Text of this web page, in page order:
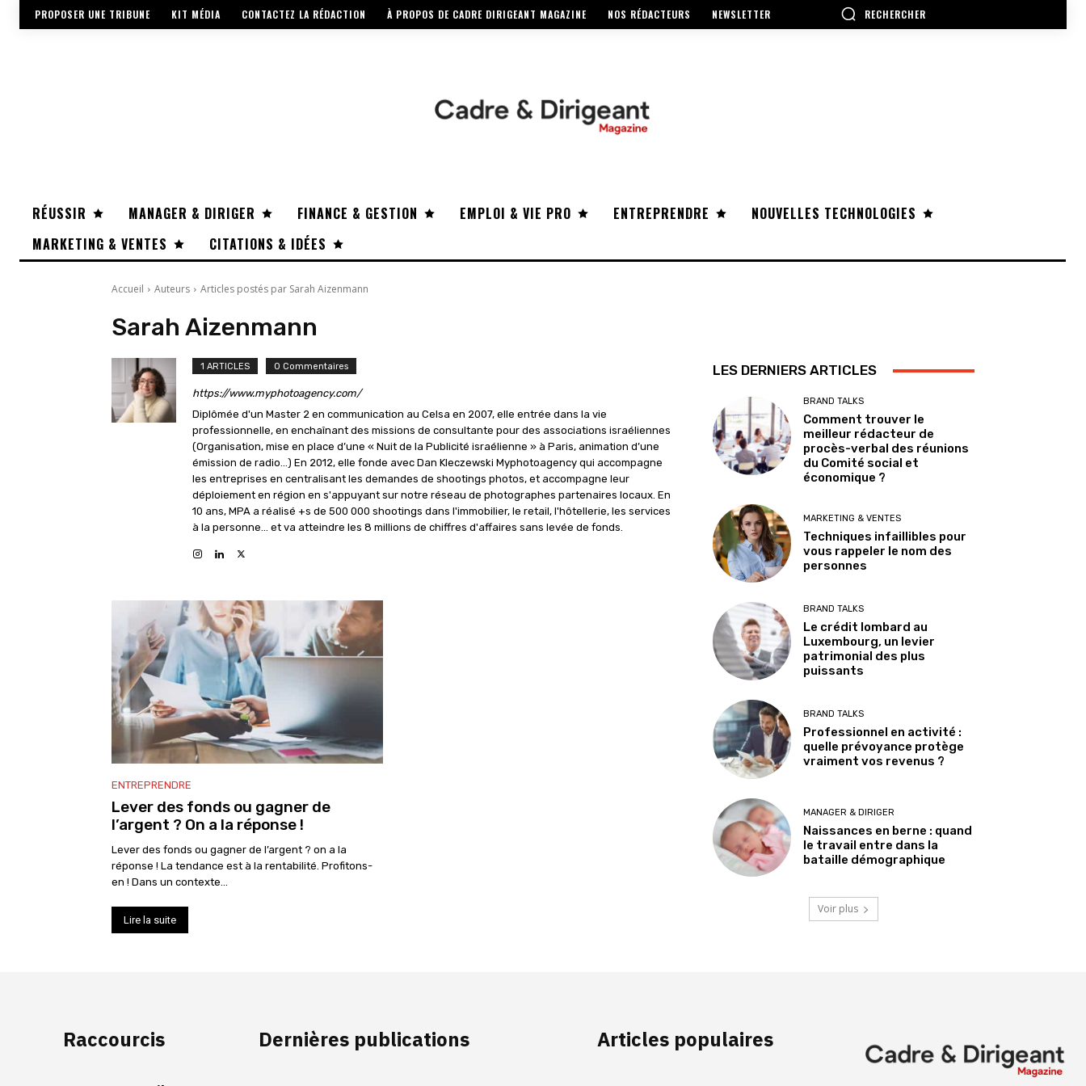
PROPOSER UNE TRIBUNE KIT MÉDIA CONTACTEZ LA RÉDACTION À PROPOS DE CADRE DIRIGEANT MAGAZINE NOS RÉDACTEURS NEWSLETTER RECHERCHER
RÉUSSIR MANAGER & DIRIGER FINANCE & GESTION EMPLOI & VIE PRO ENTREPRENDRE
NOUVELLES TECHNOLOGIES
MARKETING & VENTES
CITATIONS & IDÉES
Accueil Auteurs Articles postés par Sarah Aizenmann
Sarah Aizenmann
1 ARTICLES 0 Commentaires
https://www.myphotoagency.com/
Diplômée d'un Master 2 en communication au Celsa en 2007, elle entrée dans la vie
professionnelle, en enchaînant des missions de consultante pour des associations israéliennes
(Organisation, mise en place d’une « Nuit de la Publicité israélienne » à Paris, animation d’une
émission de radio...) En 2012, elle fonde avec Dan Kleczewski Myphotoagency qui accompagne
les entreprises en centralisant les demandes de shootings photos, et accompagne leur
déploiement en région en s'appuyant sur notre réseau de photographes partenaires locaux. En
10 ans, MPA a réalisé +s de 500 000 shootings dans l'immobilier, le retail, l'hôtellerie, les services
à la personne... et va atteindre les 8 millions de chiffres d'affaires sans levée de fonds.
ENTREPRENDRE
Lever des fonds ou gagner de
l’argent ? On a la réponse !
Lever des fonds ou gagner de l’argent ? on a la
réponse ! La tendance est à la rentabilité. Profitons-
en ! Dans un contexte...
Lire la suite
LES DERNIERS ARTICLES
BRAND TALKS
Comment trouver le
meilleur rédacteur de
procès-verbal des réunions
du Comité social et
économique ?
MARKETING & VENTES
Techniques infaillibles pour
vous rappeler le nom des
personnes
BRAND TALKS
Le crédit lombard au
Luxembourg, un levier
patrimonial des plus
puissants
BRAND TALKS
Professionnel en activité :
quelle prévoyance protège
vraiment vos revenus ?
MANAGER & DIRIGER
Naissances en berne : quand
le travail entre dans la
bataille démographique
Voir plus
Raccourcis Dernières publications Articles populaires